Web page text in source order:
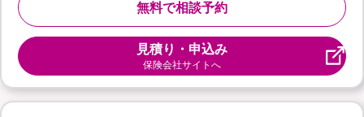
無料で相談予約
見積り・申込み
保険会社サイトへ